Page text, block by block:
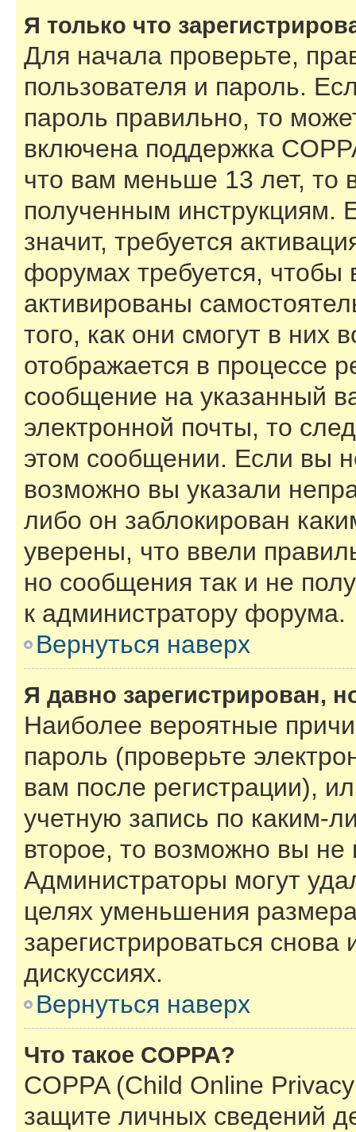
Я только что
Для начала проверьте,
пользователя и пароль.
пароль правильно, то
включена поддержка
что вам меньше 13 лет, то
полученным инструкциям.
значит, требуется
форумах требуется,
активированы
того, как они смогут в
отображается в процессе
сообщение на указанный
электронной почты, то
этом сообщении. Если вы
возможно вы указали
либо он заблокирован
уверены, что ввели
но сообщения так и не
к администратору форума.
Вернуться наверх
Я давно зарегистрирован,
Наиболее вероятные
пароль (проверьте
вам после регистрации),
учетную запись по каким-
второе, то возможно вы
Администраторы могут
целях уменьшения
зарегистрироваться снова
дискуссиях.
Вернуться наверх
Что такое COPPA?
COPPA (Child Online
защите личных сведений